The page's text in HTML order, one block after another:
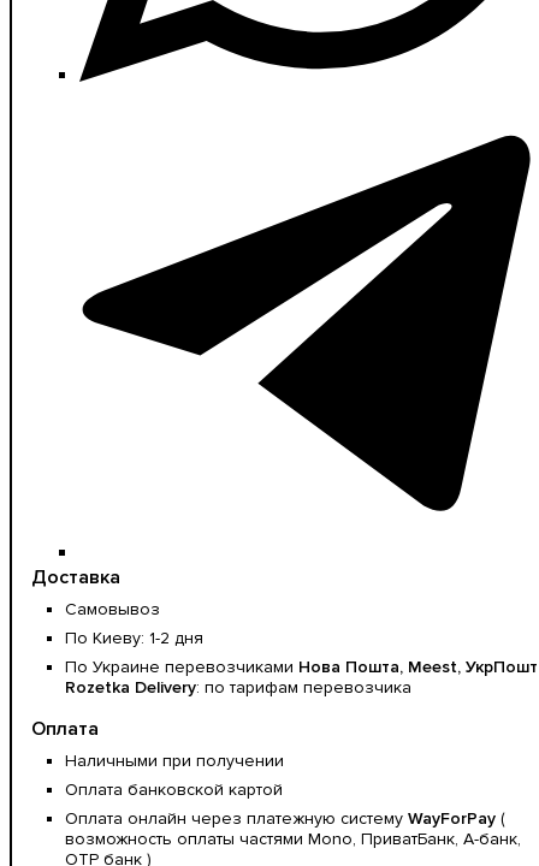
Доставка
Самовывоз
По Киеву: 1-2 дня
По Украине перевозчиками Нова Пошта, Meest,
Rozetka Delivery: по тарифам перевозчика
Оплата
Наличными при получении
Оплата банковской картой
Оплата онлайн через платежную систему WayForPay (
возможность оплаты частями Mono, ПриватБанк, А-банк,
OTP банк )